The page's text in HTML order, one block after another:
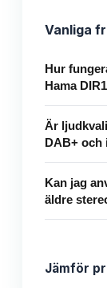
Vanliga
Hur
Hama
Är
DAB+ och
Kan jag
äldre
Jämför